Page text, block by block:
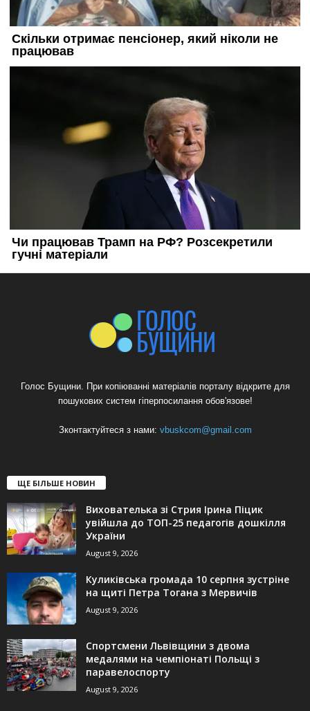
Голос Бущини. При копіюванні матеріалів порталу відкрите для
пошукових систем гіперпосилання обов'язове!
Зконтактуйтеся з нами: vbuskcom@gmail.com
ЩЕ БІЛЬШЕ НОВИН
Вихователька зі Стрия Ірина Піцик
увійшла до ТОП-25 педагогів дошкілля
України
August 9, 2026
Куликівська громада 10 серпня зустріне
на щиті Петра Тогана з Мервичів
August 9, 2026
Спортсмени Львівщини з двома
медалями на чемпіонаті Польщі з
паравелоспорту
August 9, 2026